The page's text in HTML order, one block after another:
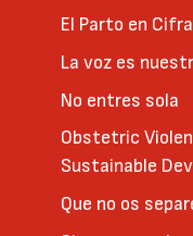
El Parto en
La voz es
No entres sola
Obstetric
Sustainable
Que no os